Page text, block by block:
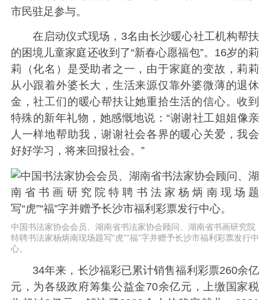
市民驻足参与。
在启动仪式现场，3名由长沙暖心社工机构帮扶
的困境儿童家庭还收到了“新春心愿福包”。16岁的莉
莉（化名）是受助者之一，由于家庭的变故，莉莉
从小跟着外婆长大，生活来源仅靠外婆微薄的退休
金，社工们的暖心帮扶让她重拾生活的信心。收到
特殊的新年礼物，她感慨地说：“谢谢社工姐姐像亲
人一样地帮助我，谢谢社会各界的暖心关爱，我会
好好学习，将来回报社会。”
中国书法家协会会员、湖南省书法家协会顾问、湖南省书画研究院
特聘书法家杨炳南现场题写“虎”“福”字并赠予长沙市福利彩票发行中
心。
34年来，长沙福彩已累计销售福利彩票260余亿
元，为各级政府筹集公益金70余亿元，上缴国家税